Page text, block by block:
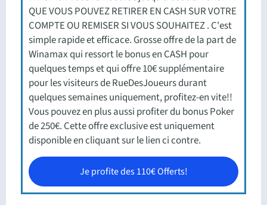
QUE VOUS POUVEZ RETIRER EN CASH SUR VOTRE
COMPTE OU REMISER SI VOUS SOUHAITEZ . C'est
simple rapide et efficace. Grosse offre de la part de
Winamax qui ressort le bonus en CASH pour
quelques temps et qui offre 10€ supplémentaire
pour les visiteurs de RueDesJoueurs durant
quelques semaines uniquement, profitez-en vite!!
Vous pouvez en plus aussi profiter du bonus Poker
de 250€. Cette offre exclusive est uniquement
disponible en cliquant sur le lien ci contre.
Je profite des 110€ Offerts!